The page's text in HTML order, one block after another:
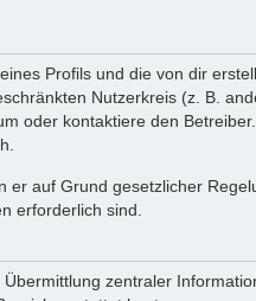
Profils und die von dir
Nutzerkreis (z. B.
oder kontaktiere den
er auf Grund gesetzlicher
erforderlich sind.
zentraler